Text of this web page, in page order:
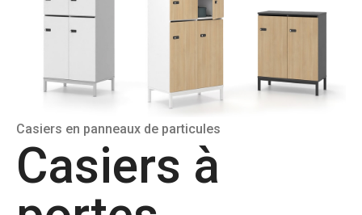
Casiers en panneaux de particules
Casiers à